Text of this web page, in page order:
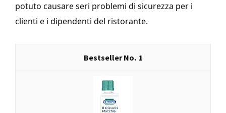
potuto causare seri problemi di sicurezza per i
clienti e i dipendenti del ristorante.
1